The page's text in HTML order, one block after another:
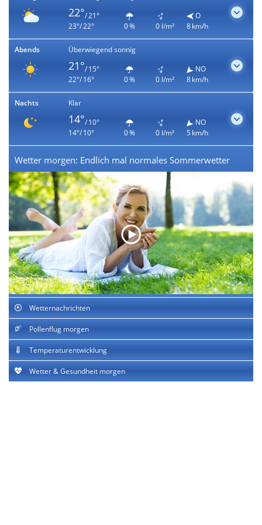
22°/ 21°
23°/ 22°
0 % 0 l/m²
O
8 km/h
Abends Überwiegend sonnig
21°/ 15°
22°/ 16°
0 % 0 l/m²
NO
8 km/h
Nachts Klar
14°/ 10°
14°/ 10°
0 % 0 l/m²
NO
5 km/h
Wetter morgen: Endlich mal normales Sommerwetter
Wetternachrichten
Pollenflug morgen
Temperaturentwicklung
Wetter & Gesundheit morgen